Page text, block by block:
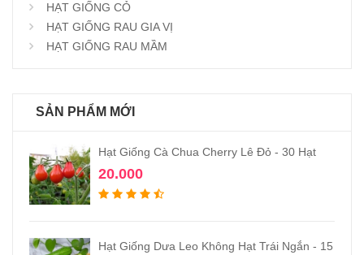
HẠT GIỐNG CỎ
HẠT GIỐNG RAU GIA VỊ
HẠT GIỐNG RAU MẦM
SẢN PHẨM MỚI
Hạt Giống Cà Chua Cherry Lê Đỏ - 30 Hạt
20.000
Hạt Giống Dưa Leo Không Hạt Trái Ngắn - 15